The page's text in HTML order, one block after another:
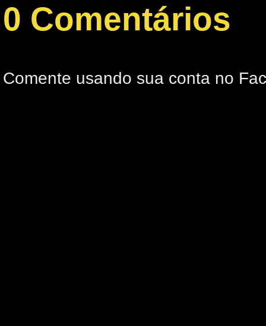
0 Comentários
Comente usando sua conta no